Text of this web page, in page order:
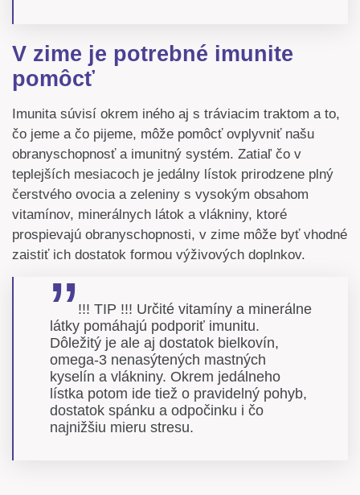
V zime je potrebné imunite
pomôcť
Imunita súvisí okrem iného aj s tráviacim traktom a to,
čo jeme a čo pijeme, môže pomôcť ovplyvniť našu
obranyschopnosť a imunitný systém. Zatiaľ čo v
teplejších mesiacoch je jedálny lístok prirodzene plný
čerstvého ovocia a zeleniny s vysokým obsahom
vitamínov, minerálnych látok a vlákniny, ktoré
prospievajú obranyschopnosti, v zime môže byť vhodné
zaistiť ich dostatok formou výživových doplnkov.
!!! TIP !!! Určité vitamíny a minerálne
látky pomáhajú podporiť imunitu.
Dôležitý je ale aj dostatok bielkovín,
omega-3 nenasýtených mastných
kyselín a vlákniny. Okrem jedálneho
lístka potom ide tiež o pravidelný pohyb,
dostatok spánku a odpočinku i čo
najnižšiu mieru stresu.